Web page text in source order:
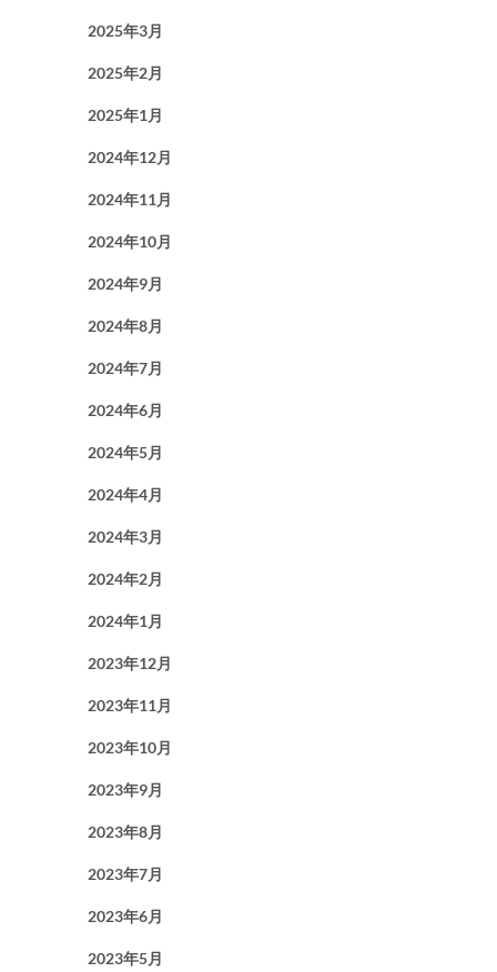
2025年3月
2025年2月
2025年1月
2024年12月
2024年11月
2024年10月
2024年9月
2024年8月
2024年7月
2024年6月
2024年5月
2024年4月
2024年3月
2024年2月
2024年1月
2023年12月
2023年11月
2023年10月
2023年9月
2023年8月
2023年7月
2023年6月
2023年5月